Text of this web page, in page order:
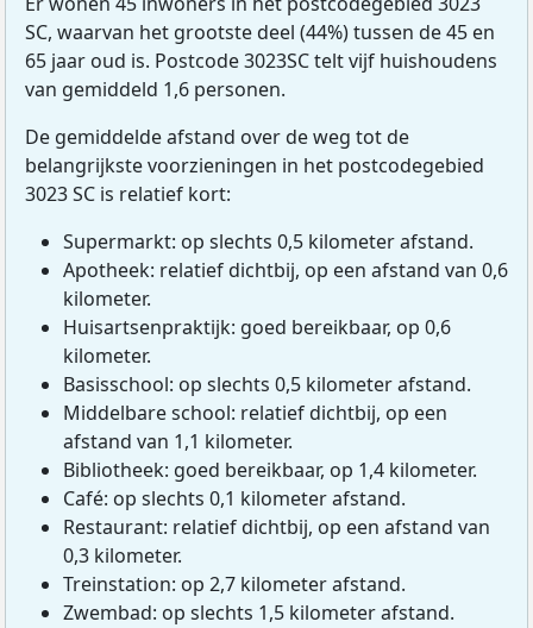
SC, waarvan het grootste deel (44%) tussen de 45 en
65 jaar oud is. Postcode 3023SC telt vijf huishoudens
van gemiddeld 1,6 personen.
De gemiddelde afstand over de weg tot de
belangrijkste voorzieningen in het postcodegebied
3023 SC is relatief kort:
Supermarkt: op slechts 0,5 kilometer afstand.
Apotheek: relatief dichtbij, op een afstand van 0,6
kilometer.
Huisartsenpraktijk: goed bereikbaar, op 0,6
kilometer.
Basisschool: op slechts 0,5 kilometer afstand.
Middelbare school: relatief dichtbij, op een
afstand van 1,1 kilometer.
Bibliotheek: goed bereikbaar, op 1,4 kilometer.
Café: op slechts 0,1 kilometer afstand.
Restaurant: relatief dichtbij, op een afstand van
0,3 kilometer.
Treinstation: op 2,7 kilometer afstand.
Zwembad: op slechts 1,5 kilometer afstand.